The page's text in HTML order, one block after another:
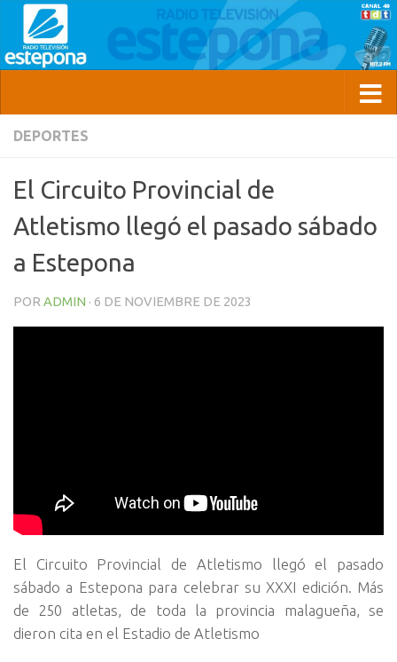
DEPORTES
El Circuito Provincial de
Atletismo llegó el pasado sábado
a Estepona
POR ADMIN · 6 DE NOVIEMBRE DE 2023
El Circuito Provincial de Atletismo llegó el pasado
sábado a Estepona para celebrar su XXXI edición. Más
de 250 atletas, de toda la provincia malagueña, se
dieron cita en el Estadio de Atletismo